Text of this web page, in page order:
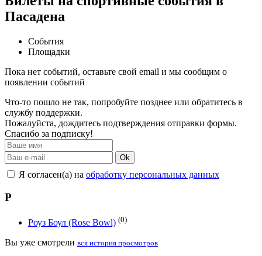
Пасадена
События
Площадки
Пока нет событий, оставьте свой email и мы сообщим о
появлении событий
Что-то пошло не так, попробуйте позднее или обратитесь в
службу поддержки.
Пожалуйста, дождитесь подтверждения отправки формы.
Спасибо за подписку!
Ok
Я согласен(а) на обработку персональных данных
Р
Роуз Боул (Rose Bowl) (0)
Вы уже смотрели вся история просмотров